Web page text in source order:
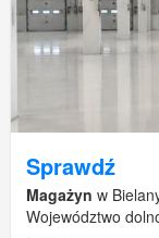
Sprawdź
Magażyn w
Województwo